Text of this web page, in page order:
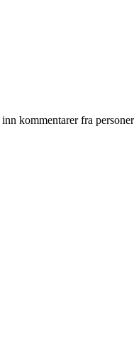
kommentarer fra personer